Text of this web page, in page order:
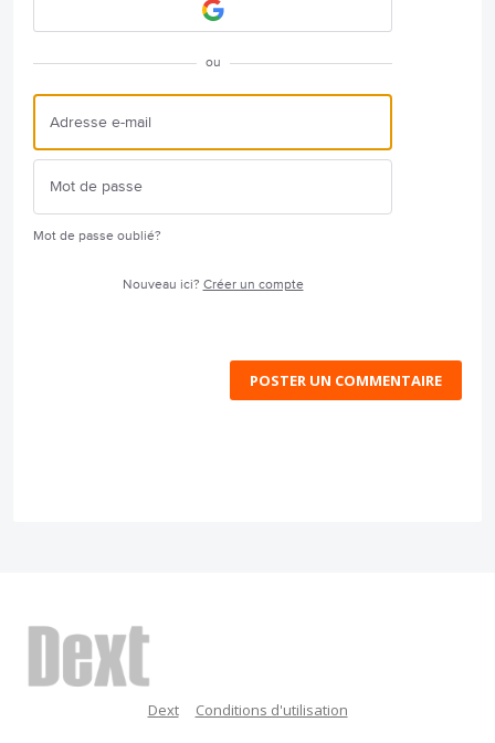
ou
Mot de passe oublié?
Nouveau ici? Créer un compte
POSTER UN COMMENTAIRE
Dext Conditions d'utilisation